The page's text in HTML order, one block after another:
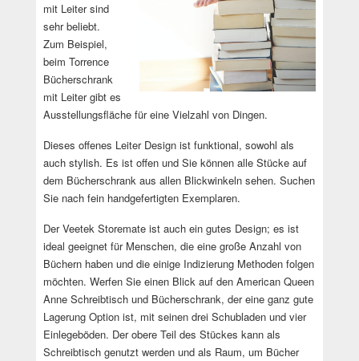
mit Leiter sind
sehr beliebt.
Zum Beispiel,
beim Torrence
Bücherschrank
mit Leiter gibt es
Ausstellungsfläche für eine Vielzahl von Dingen.
Dieses offenes Leiter Design ist funktional, sowohl als
auch stylish. Es ist offen und Sie können alle Stücke auf
dem Bücherschrank aus allen Blickwinkeln sehen. Suchen
Sie nach fein handgefertigten Exemplaren.
Der Veetek Storemate ist auch ein gutes Design; es ist
ideal geeignet für Menschen, die eine große Anzahl von
Büchern haben und die einige Indizierung Methoden folgen
möchten. Werfen Sie einen Blick auf den American Queen
Anne Schreibtisch und Bücherschrank, der eine ganz gute
Lagerung Option ist, mit seinen drei Schubladen und vier
Einlegeböden. Der obere Teil des Stückes kann als
Schreibtisch genutzt werden und als Raum, um Bücher